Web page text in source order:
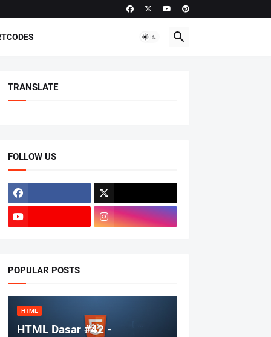
TRANSLATE
FOLLOW US
POPULAR POSTS
HTML
HTML Dasar #42 -